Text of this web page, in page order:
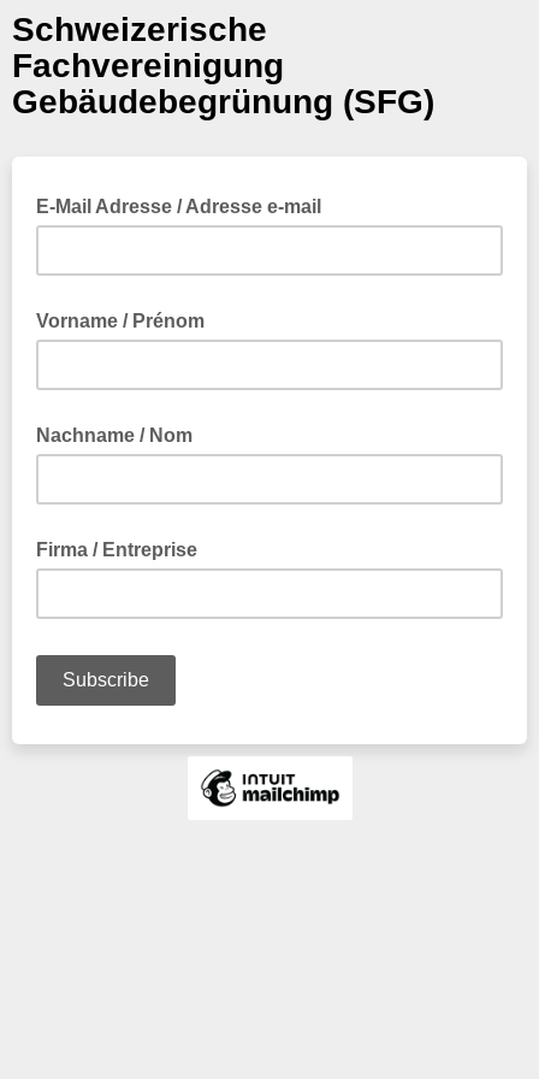
Schweizerische
Fachvereinigung
Gebäudebegrünung (SFG)
E-Mail Adresse / Adresse e-mail
Vorname / Prénom
Nachname / Nom
Firma / Entreprise